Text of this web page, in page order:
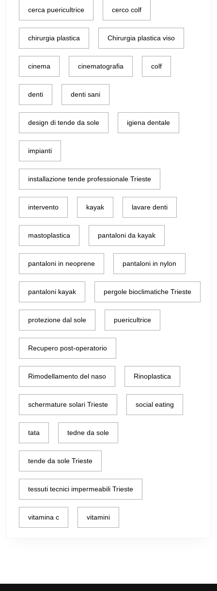
cerca puericultrice cerco colf
chirurgia plastica Chirurgia plastica viso
cinema cinematografia colf
denti denti sani
design di tende da sole igiena dentale
impianti
installazione tende professionale Trieste
intervento kayak lavare denti
mastoplastica pantaloni da kayak
pantaloni in neoprene pantaloni in nylon
pantaloni kayak pergole bioclimatiche Trieste
protezione dal sole puericultrice
Recupero post-operatorio
Rimodellamento del naso Rinoplastica
schermature solari Trieste social eating
tata tedne da sole
tende da sole Trieste
tessuti tecnici impermeabili Trieste
vitamina c vitamini